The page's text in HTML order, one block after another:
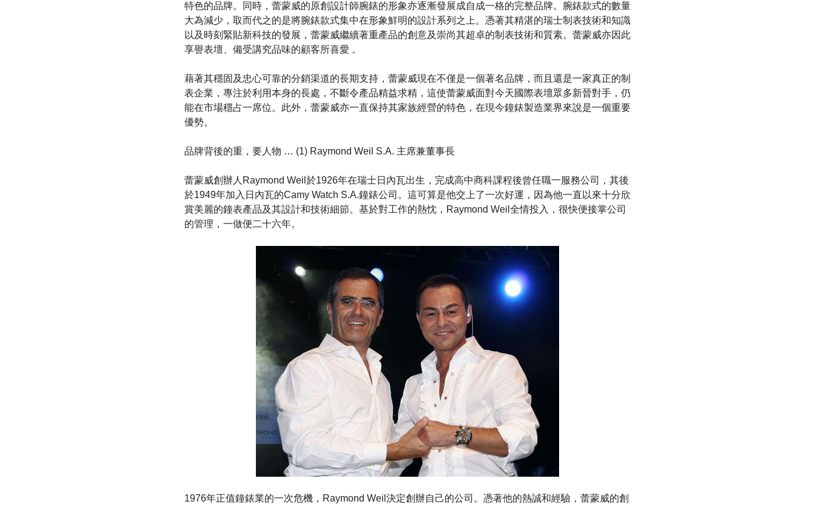
特色的品牌。同時，蕾蒙威的原創設計師腕錶的形象亦逐漸發展成自成一格的完整品牌。腕錶款式的數量
大為減少，取而代之的是將腕錶款式集中在形象鮮明的設計系列之上。憑著其精湛的瑞士制表技術和知識
以及時刻緊貼新科技的發展，蕾蒙威繼續著重產品的創意及崇尚其超卓的制表技術和質素。蕾蒙威亦因此
享譽表壇、備受講究品味的顧客所喜愛 。
藉著其穩固及忠心可靠的分銷渠道的長期支持，蕾蒙威現在不僅是一個著名品牌，而且還是一家真正的制
表企業，專注於利用本身的長處，不斷令產品精益求精，這使蕾蒙威面對今天國際表壇眾多新晉對手，仍
能在市場穩占一席位。此外，蕾蒙威亦一直保持其家族經營的特色，在現今鐘錶製造業界來說是一個重要
優勢。
品牌背後的重，要人物 … (1) Raymond Weil S.A. 主席兼董事長
蕾蒙威創辦人Raymond Weil於1926年在瑞士日內瓦出生，完成高中商科課程後曾任職一服務公司，其後
於1949年加入日內瓦的Camy Watch S.A.鐘錶公司。這可算是他交上了一次好運，因為他一直以來十分欣
賞美麗的鐘表產品及其設計和技術細節。基於對工作的熱忱，Raymond Weil全情投入，很快便接掌公司
的管理，一做便二十六年。
1976年正值鐘錶業的一次危機，Raymond Weil決定創辦自己的公司。憑著他的熱誠和經驗，蕾蒙威的創